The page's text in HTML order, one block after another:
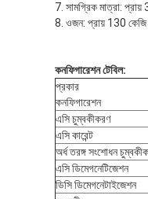
7. সামগ্রিক মাত্রা:
8. ওজন: প্রায় 130
কনফিগারেশন টেবিল:
প্রকার
কনফিগারেশন
এসি চুম্বকীকরণ
এসি কারেন্ট
অর্ধ তরঙ্গ সংশোধন
এসি ডিমেগনেটিজেশন
ডিসি ডিমেগনেটাইজেশন